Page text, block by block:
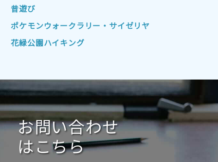
2022年4月
2022年1月 2021年12月 2021年11月
2021年10月 2021年9月
2021年1月 2020年12月 2020年11月
2020年10月 2020年9月 2020年8月
2020年7月 2020年6月 2020年5月
2020年4月 2020年3月 2020年2月
昔遊び
ポケモンウォークラリー・サイゼリヤ
花緑公園ハイキング
お問い合わせ
はこちら